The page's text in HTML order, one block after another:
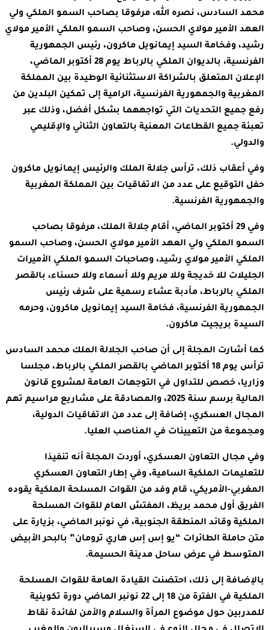
محمد السادس، نصره الله، مرفوقا بصاحب السمو الملكي ولي
العهد الأمير مولاي الحسن، وصاحب السمو الملكي الأمير مولاي
رشيد، وفخامة السيد إيمانويل ماكرون، رئيس الجمهورية
الفرنسية، بالديوان الملكي بالرباط يوم 28 أكتوبر الماضي،
الإعلان المتعلق بالشراكة الاستثنائية الوطيدة بين المملكة
المغربية والجمهورية الفرنسية، الرامية إلى تمكين البلدين من
رفع جميع التحديات التي تواجههما بشكل أفضل، وذلك عبر
تعبئة جميع القطاعات المعنية بالتعاون الثنائي والإقليمي
والدولي.
وفي أعقاب ذلك، ترأس جلالة الملك والرئيس إيمانويل ماكرون
حفل التوقيع على عدد من الاتفاقيات بين المملكة المغربية
والجمهورية الفرنسية.
وفي 29 أكتوبر الماضي، أقام جلالة الملك، مرفوقا بصاحب
السمو الملكي ولي العهد الأمير مولاي الحسن، وصاحب السمو
الملكي الأمير مولاي رشيد، وصاحبات السمو الملكي الأميرات
الجليلات للا خديجة وللا مريم وللا أسماء وللا حسناء، بالقصر
الملكي بالرباط، مأدبة عشاء رسمية على شرف رئيس
الجمهورية الفرنسية، فخامة السيد إيمانويل ماكرون، وحرمه
السيدة بريجيت ماكرون.
كما أشارت المجلة إلى أن صاحب الجلالة الملك محمد السادس
ترأس يوم 18 أكتوبر الماضي بالقصر الملكي بالرباط، مجلسا
وزاريا، خصص للتداول في التوجهات العامة لمشروع قانون
المالية برسم سنة 2025، والمصادقة على مشاريع مراسيم تهم
المجال العسكري، إضافة إلى عدد من الاتفاقيات الدولية،
ومجموعة من التعيينات في المناصب العليا.
وفي مجال التعاون العسكري، أوردت المجلة أنه تنفيذا
للتعليمات الملكية السامية، وفي إطار التعاون العسكري
المغربي-الأمريكي، قام وفد من القوات المسلحة الملكية يقوده
الفريق أول محمد بريظ، المفتش العام للقوات المسلحة
الملكية وقائد المنطقة الجنوبية، في نونبر الماضي، بزيارة على
متن حاملة الطائرات “يو إس إس هاري ترومان” بالبحر الأبيض
المتوسط في عرض ساحل مدينة الحسيمة.
بالإضافة إلى ذلك، احتضنت القيادة العامة للقوات المسلحة
الملكية في الفترة من 18 إلى 22 نونبر الماضي دورة تكوينية
للمدربين حول موضوع المرأة والسلام والأمن لفائدة نقاط